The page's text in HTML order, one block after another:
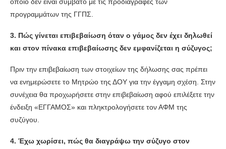
οποίο δεν είναι συμβατό με τις προδιαγραφές των
προγραμμάτων της ΓΓΠΣ.
3. Πώς γίνεται επιβεβαίωση όταν ο γάμος δεν έχει δηλωθεί
και στον πίνακα επιβεβαίωσης δεν εμφανίζεται η σύζυγος;
Πριν την επιβεβαίωση των στοιχείων της δήλωσης σας πρέπει
να ενημερώσετε το Μητρώο της ΔΟΥ για την έγγαμη σχέση. Στην
συνέχεια θα προχωρήσετε στην επιβεβαίωση αφού επιλέξετε την
ένδειξη «ΕΓΓΑΜΟΣ» και πληκτρολογήσετε τον ΑΦΜ της
συζύγου.
4. Έχω χωρίσει, πώς θα διαγράψω την σύζυγο στον